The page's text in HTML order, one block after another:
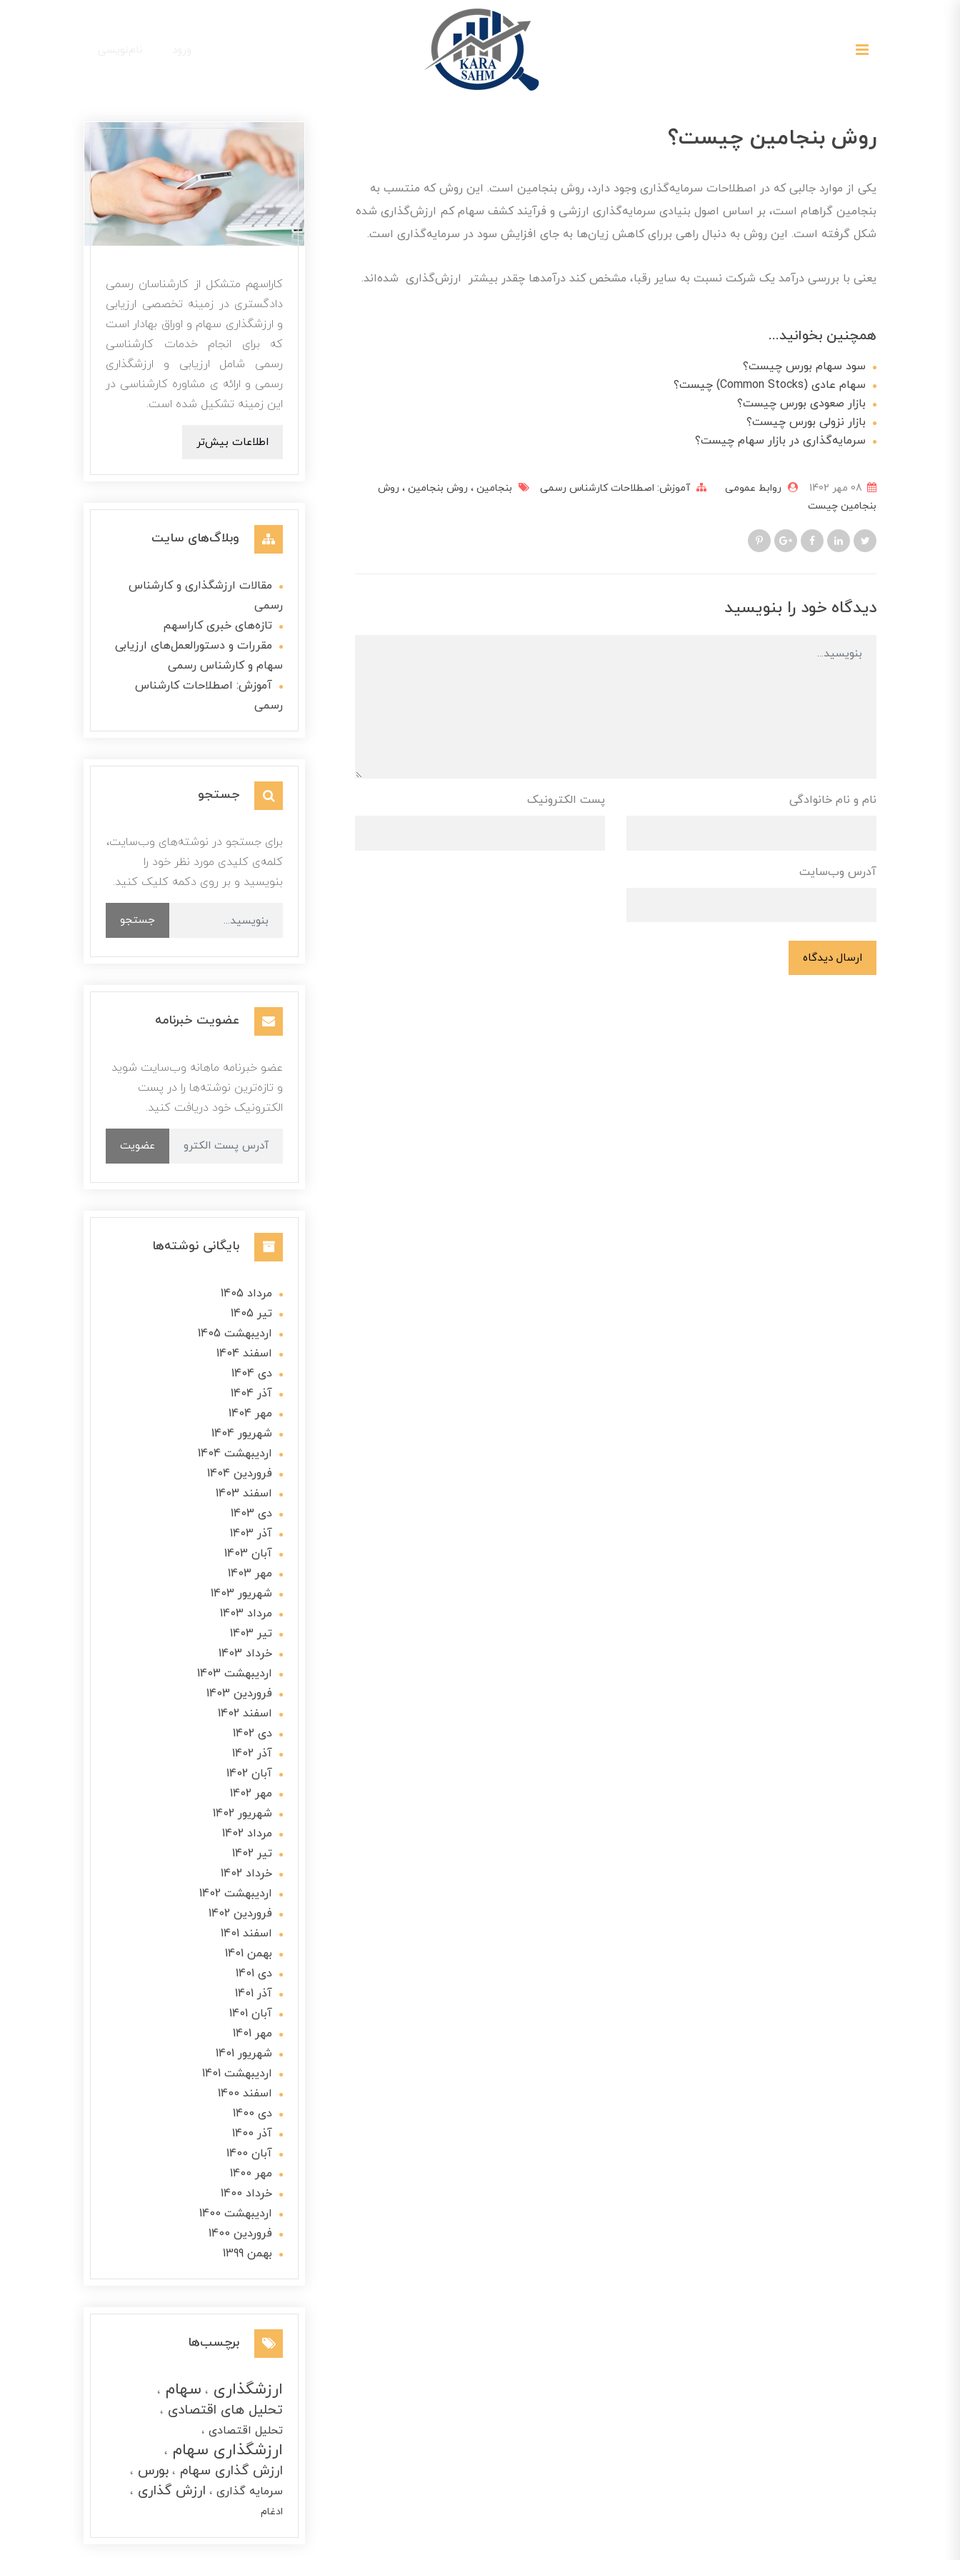
روش بنجامین چیست؟
یکی از موارد جالبی که در اصطلاحات سرمایه‌گذاری وجود دارد، روش بنجامین است. این روش که منتسب به
بنجامین گراهام است، بر اساس اصول بنیادی سرمایه‌گذاری ارزشی و فرآیند کشف سهام کم ارزش‌گذاری شده
شکل گرفته است. این روش به دنبال راهی بررای کاهش زیان‌ها به جای افزایش سود در سرمایه‌گذاری است.
یعنی با بررسی درآمد یک شرکت نسبت به سایر رقبا، مشخص کند درآمدها چقدر بیشتر ارزش‌‌گذاری شده‌اند.
همچنین بخوانید...
سود سهام بورس چیست؟
سهام عادی (Common Stocks) چیست؟
بازار صعودی بورس چیست؟
بازار نزولی بورس چیست؟
سرمایه‌گذاری در بازار سهام چیست؟
روابط عمومی آموزش: اصطلاحات کارشناس رسمی بنجامین روش بنجامین
روش
بنجامین چیست
دیدگاه خود را بنویسید
نام و نام خانوادگی پست الکترونیک
آدرس وب‌سایت
ارسال دیدگاه
کاراسهم متشکل از کارشناسان رسمی
دادگستری در زمینه تخصصی ارزیابی
و ارزشگذاری سهام و اوراق بهادار است
که برای انجام خدمات کارشناسی
رسمی شامل ارزیابی و ارزشگذاری
رسمی و ارائه ی مشاوره کارشناسی در
این زمینه تشکیل شده است.
اطلاعات بیش‌تر
وبلاگ‌های سایت
مقالات ارزشگذاری و کارشناس
رسمی
تازه‌های خبری کاراسهم
مقررات و دستورالعمل‌های ارزیابی
سهام و کارشناس رسمی
آموزش: اصطلاحات کارشناس
رسمی
جستجو
برای جستجو در نوشته‌های وب‌سایت،
کلمه‌ی کلیدی مورد نظر خود را
بنویسید و بر روی دکمه کلیک کنید.
جستجو
عضویت خبرنامه
عضو خبرنامه ماهانه وب‌سایت شوید
و تازه‌ترین نوشته‌ها را در پست
الکترونیک خود دریافت کنید.
عضویت
بایگانی نوشته‌ها
مرداد 1405
تير 1405
ارديبهشت 1405
اسفند 1404
دی 1404
آذر 1404
مهر 1404
شهریور 1404
ارديبهشت 1404
فروردین 1404
اسفند 1403
دی 1403
آذر 1403
آبان 1403
مهر 1403
شهریور 1403
مرداد 1403
تير 1403
خرداد 1403
ارديبهشت 1403
فروردین 1403
اسفند 1402
دی 1402
آذر 1402
آبان 1402
مهر 1402
شهریور 1402
مرداد 1402
تير 1402
خرداد 1402
ارديبهشت 1402
فروردین 1402
اسفند 1401
بهمن 1401
دی 1401
آذر 1401
آبان 1401
مهر 1401
شهریور 1401
ارديبهشت 1401
اسفند 1400
دی 1400
آذر 1400
آبان 1400
مهر 1400
خرداد 1400
ارديبهشت 1400
فروردین 1400
بهمن 1399
برچسب‌ها
ارزشگذاری سهام
تحلیل های اقتصادی
تحلیل اقتصادی
ارزشگذاری سهام
ارزش گذاری سهام بورس
سرمایه گذاری ارزش گذاری
ادغام